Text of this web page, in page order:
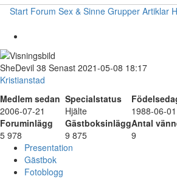
Start Forum Sex & Sinne Grupper Artiklar
SheDevil 38 Senast 2021-05-08 18:17
Kristianstad
Medlem sedan Specialstatus
2006-07-21
Hjälte
1988-06-01
Foruminlägg
GästboksinläggAntal
5 978
9 875
9
Presentation
Gästbok
Fotoblogg